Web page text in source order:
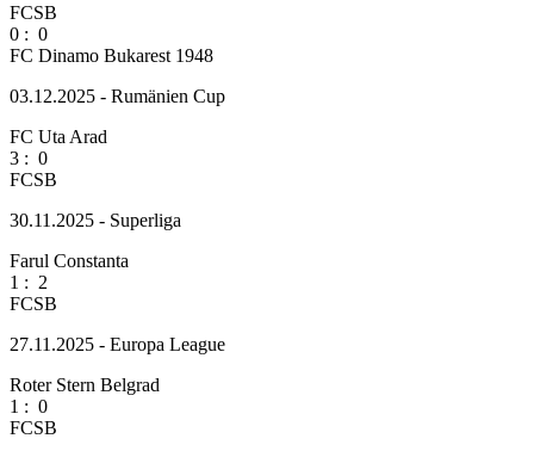
FCSB
0 : 0
FC Dinamo Bukarest 1948
03.12.2025 - Rumänien Cup
FC Uta Arad
3 : 0
FCSB
30.11.2025 - Superliga
Farul Constanta
1 : 2
FCSB
27.11.2025 - Europa League
Roter Stern Belgrad
1 : 0
FCSB